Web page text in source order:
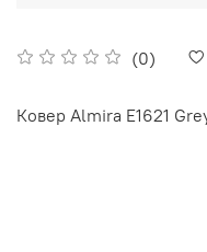
(0)
Ковер Almira E1621